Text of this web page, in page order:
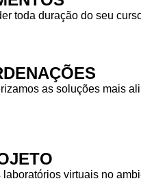
toda duração do seu
as soluções mais
virtuais no